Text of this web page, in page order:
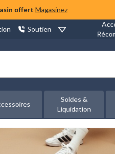
offert Magasinez
Soutien
Soldes &
Liquidation